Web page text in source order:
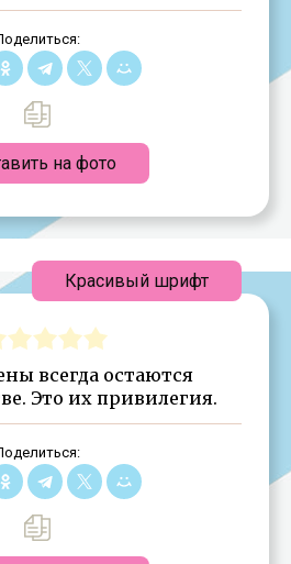
на фото
всегда остаются
Это их привилегия.
Красивый шрифт